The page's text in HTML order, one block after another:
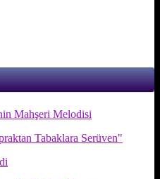
Mahşeri Melodisi
Tabaklara Serüven"